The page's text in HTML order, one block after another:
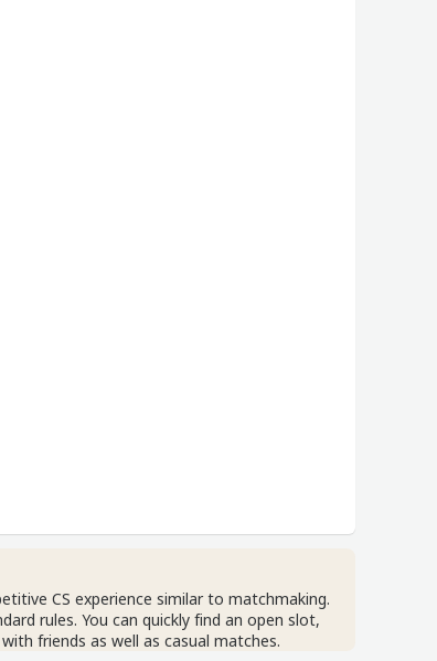
CS experience similar to matchmaking.
rules. You can quickly find an open slot,
friends as well as casual matches.